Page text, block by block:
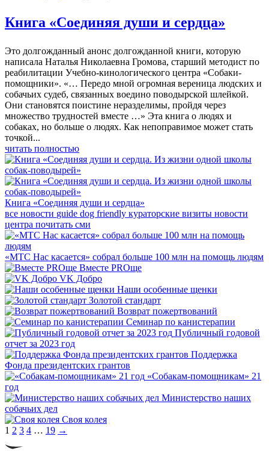
Все
новости
-
Собаки-
помощники
Книга «Соединяя души и сердца»
Это долгожданный анонс долгожданной книги, которую
написала Наталья Николаевна Громова, старший методист по
реабилитации Учебно-кинологического центра «Собаки-
помощники». «… Передо мной огромная вереница людских и
собачьих судеб, связанных воедино поводырской шлейкой.
Они становятся поистине неразделимы, пройдя через
множество трудностей вместе …» Эта книга о людях и
собаках, но больше о людях. Как непоправимое может стать
точкой...
читать полностью
Книга «Соединяя души и сердца»
все новости guide dog friendly кураторские визиты новости
центра почитать сми
«МТС Нас касается» собрал больше 100 млн на помощь людям
Вместе PROще
VK Добро
Наши особенные щенки
Золотой стандарт
Возврат пожертвований
Семинар по канистерапии
Публичный годовой
отчет за 2023 год
Поддержка
Фонда президентских грантов
«Собакам-помощникам» 21
год
Министерство наших
собачьих дел
Своя колея
Навигация
1 2 3 4 … 19 Следующая
→